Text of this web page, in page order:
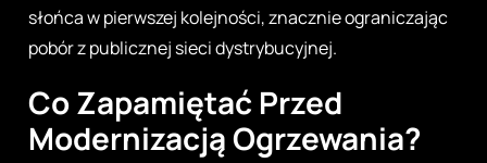
słońca w pierwszej kolejności, znacznie ograniczając
pobór z publicznej sieci dystrybucyjnej.
Co Zapamiętać Przed
Modernizacją Ogrzewania?